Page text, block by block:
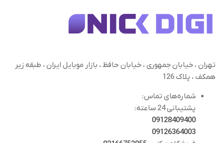
تهران ، خیابان جمهوری ، خیابان حافظ ، بازار موبایل ایران ، طبقه زیر
همکف ، پلاک 126
شماره‌های تماس:
پشتیبانی 24 ساعته:
09128409400
09126364003